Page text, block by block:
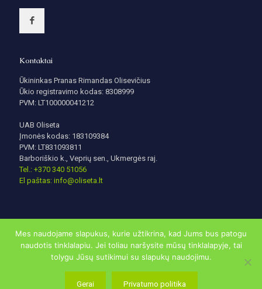
Kontaktai
Ūkininkas Pranas Rimandas Olisevičius
Ūkio registravimo kodas: 8308999
PVM: LT100000041212
UAB Oliseta
Įmonės kodas: 183109384
PVM: LT831093811
Barboriškio k., Veprių sen., Ukmergės raj.
Tel.: +370 340 51056
El paštas: info@oliseta.lt
© 2020 | oliseta.lt visos teisės saugomos. Sukurta
Mes naudojame slapukus, kurie užtikrina, kad Jums bus patogu
naudotis tinklalapiu. Jei toliau naršysite mūsų tinklalapyje, tai
tolygu Jūsų sutikimui su slapukų naudojimu.
Gerai Privatumo politika